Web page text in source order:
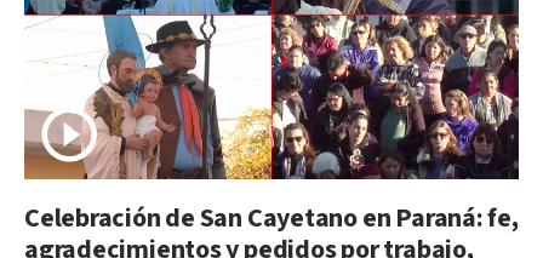
Celebración de San Cayetano en Paraná: fe,
agradecimientos y pedidos por trabajo,